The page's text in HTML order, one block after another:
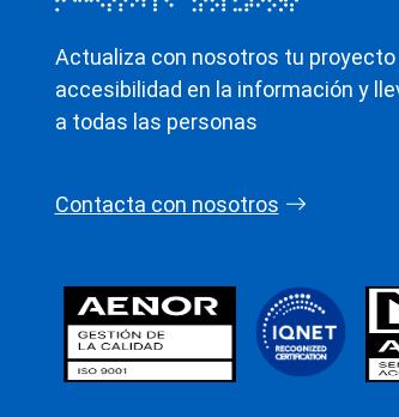
Actualiza con nosotros tu proyecto
accesibilidad en la información y
a todas las personas
Contacta con nosotros